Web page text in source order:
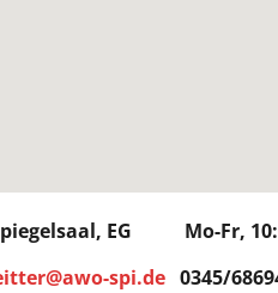
EG Mo-Fr,
spi.de 0345/